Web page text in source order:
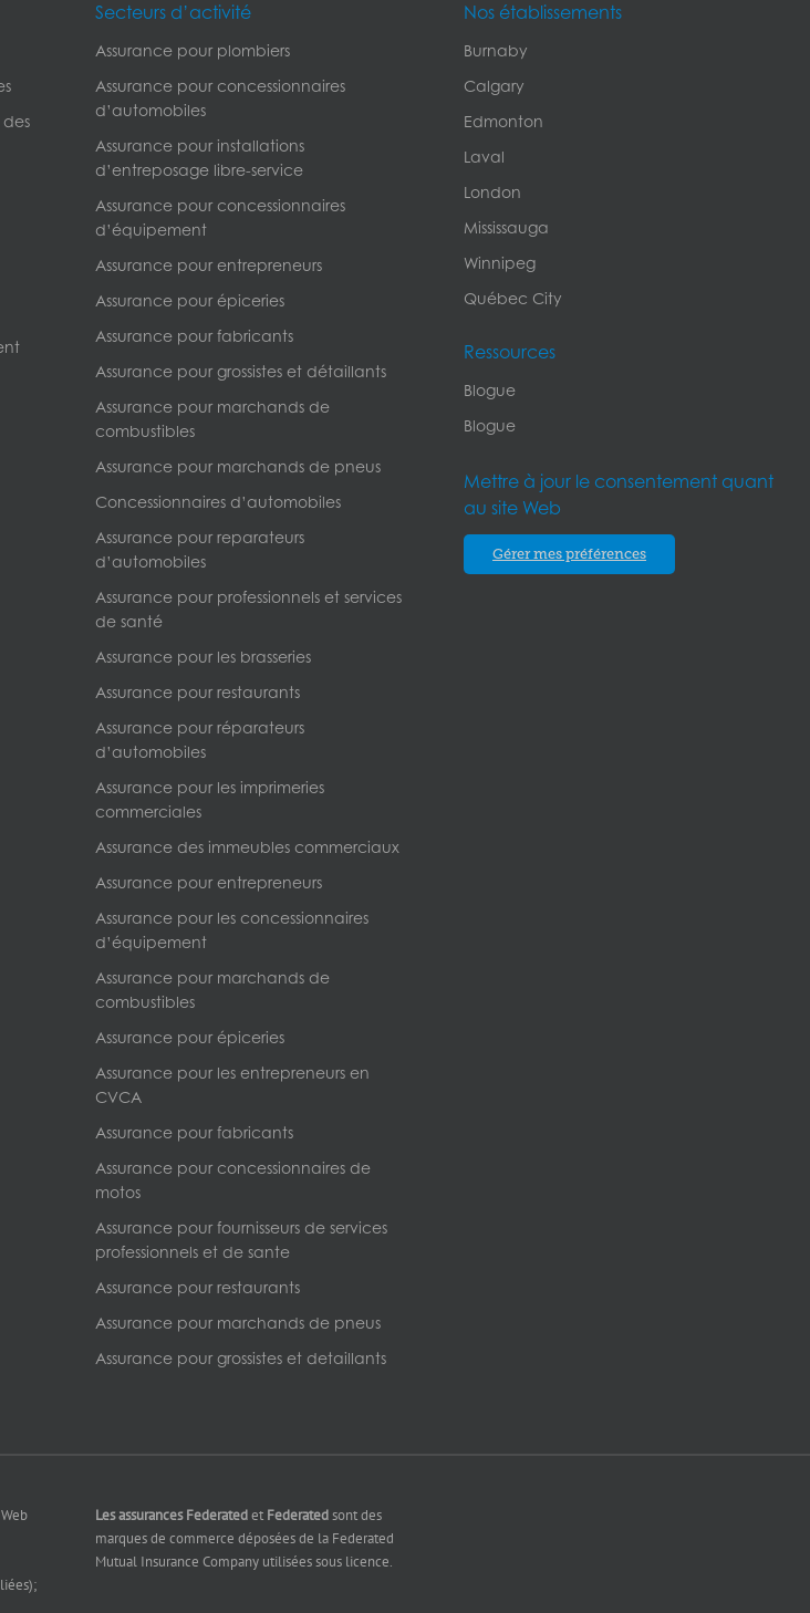
Secteurs d’activité
Assurance pour plombiers
Assurance pour concessionnaires
d’automobiles
Assurance pour installations
d’entreposage libre-service
Assurance pour concessionnaires
d’équipement
Assurance pour entrepreneurs
Assurance pour épiceries
Assurance pour fabricants
Assurance pour grossistes et détaillants
Assurance pour marchands de
combustibles
Assurance pour marchands de pneus
Concessionnaires d’automobiles
Assurance pour reparateurs
d’automobiles
Assurance pour professionnels et services
de santé
Assurance pour les brasseries
Assurance pour restaurants
Assurance pour réparateurs
d’automobiles
Assurance pour les imprimeries
commerciales
Assurance des immeubles commerciaux
Assurance pour entrepreneurs
Assurance pour les concessionnaires
d’équipement
Assurance pour marchands de
combustibles
Assurance pour épiceries
Assurance pour les entrepreneurs en
CVCA
Assurance pour fabricants
Assurance pour concessionnaires de
motos
Assurance pour fournisseurs de services
professionnels et de sante
Assurance pour restaurants
Assurance pour marchands de pneus
Assurance pour grossistes et detaillants
Nos établissements
Burnaby
Calgary
Edmonton
Laval
London
Mississauga
Winnipeg
Québec City
Ressources
Blogue
Blogue
Mettre à jour le consentement quant
au site Web
Gérer mes préférences
Les assurances Federatedet Federatedsont des
marques de commerce déposées de la Federated
Mutual Insurance Company utilisées sous licence.